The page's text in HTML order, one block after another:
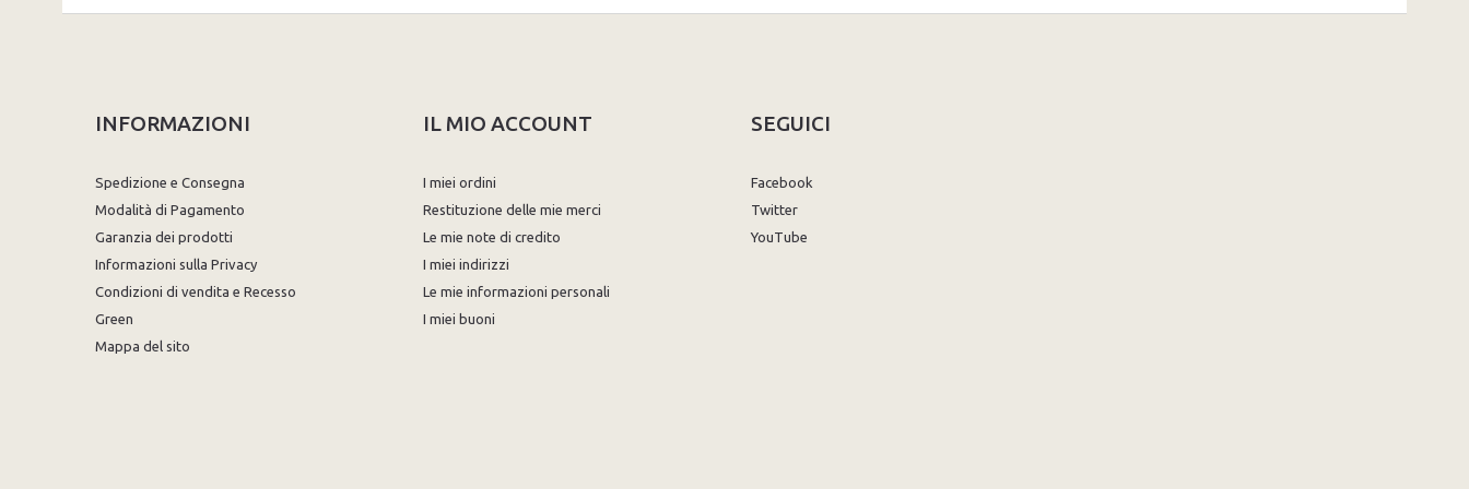
INFORMAZIONI
Spedizione e Consegna
Modalità di Pagamento
Garanzia dei prodotti
Informazioni sulla Privacy
Condizioni di vendita e Recesso
Green
Mappa del sito
IL MIO ACCOUNT
I miei ordini
Restituzione delle mie merci
Le mie note di credito
I miei indirizzi
Le mie informazioni personali
I miei buoni
SEGUICI
Facebook
Twitter
YouTube